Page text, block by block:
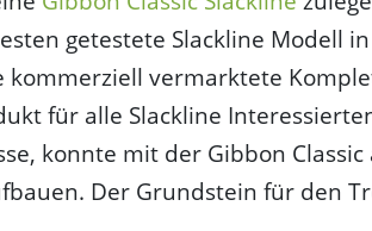
getestete Slackline Modell
kommerziell vermarktete
für alle Slackline
konnte mit der Gibbon
Der Grundstein für den